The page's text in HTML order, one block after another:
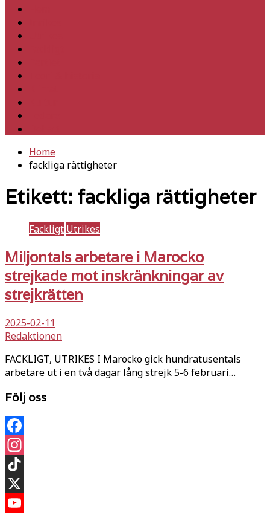
Home
fackliga rättigheter
Etikett: fackliga rättigheter
Fackligt Utrikes
Miljontals arbetare i Marocko
strejkade mot inskränkningar av
strejkrätten
2025-02-11
Redaktionen
FACKLIGT, UTRIKES I Marocko gick hundratusentals
arbetare ut i en två dagar lång strejk 5-6 februari…
Följ oss
Facebook
Instagram
TikTok
X